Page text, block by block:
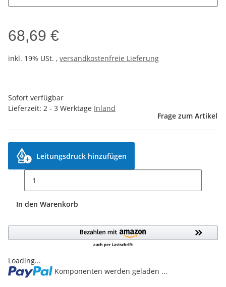
68,69 €
inkl. 19% USt. , versandkostenfreie Lieferung
Sofort verfügbar
Lieferzeit: 2 - 3 Werktage Inland
Frage zum Artikel
Leitungsdruck hinzufügen
In den Warenkorb
Loading...
Komponenten werden geladen ...